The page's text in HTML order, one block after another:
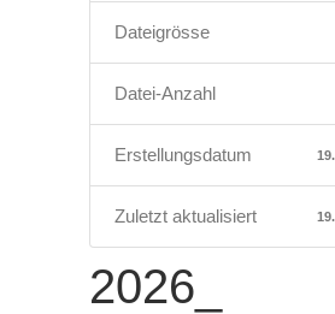
Dateigrösse
Datei-Anzahl
Erstellungsdatum
Zuletzt aktualisiert
2026_